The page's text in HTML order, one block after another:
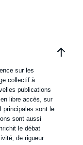
sur les
collectif à
publications
libre accès, sur
principales sont le
sont aussi
le débat
de rigueur